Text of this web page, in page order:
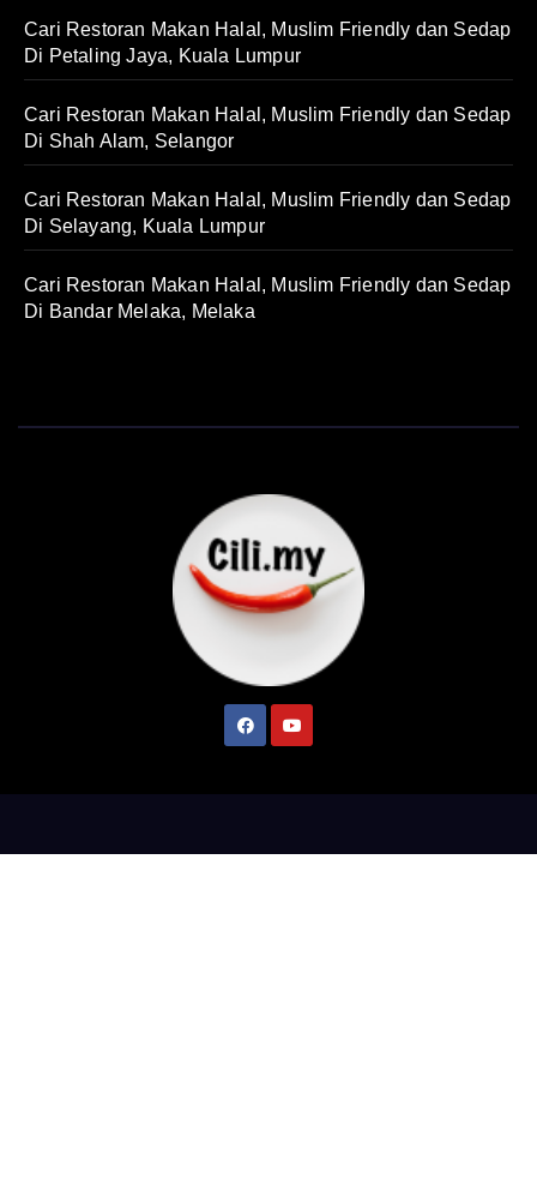
Cari Restoran Makan Halal, Muslim Friendly dan Sedap
Di Petaling Jaya, Kuala Lumpur
Cari Restoran Makan Halal, Muslim Friendly dan Sedap
Di Shah Alam, Selangor
Cari Restoran Makan Halal, Muslim Friendly dan Sedap
Di Selayang, Kuala Lumpur
Cari Restoran Makan Halal, Muslim Friendly dan Sedap
Di Bandar Melaka, Melaka